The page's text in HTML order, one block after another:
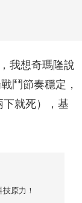
我想奇瑪隆說
鬥節奏穩定，
下就死），基
原力！